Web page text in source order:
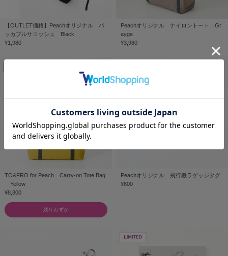
【OUTLET価格】Peachオリジナル パ
ッカブルサコッシュ Black
¥1,980
Peachオリジナル ナイロントート Gr
ayge
¥3,980
TO&FRO for Peach Carry-on Tote Bag
Yellow
¥8,800
残りわずか
Peachオリジナル 飛行機ラゲッジタグ
¥600